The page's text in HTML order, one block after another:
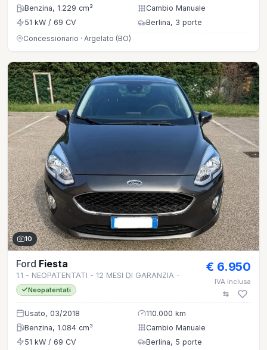
Benzina, 1.229 cm³
Cambio Manuale
51 kW / 69 CV
Berlina, 3 porte
Concessionario · Argelato (BO)
10
Ford Fiesta
1.1 - NEOPATENTATI - 12 MESI DI GARANZIA -
Neopatentati
€ 6.950
IVA inclusa
Usato, 03/2018
110.000 km
Benzina, 1.084 cm³
Cambio Manuale
51 kW / 69 CV
Berlina, 5 porte